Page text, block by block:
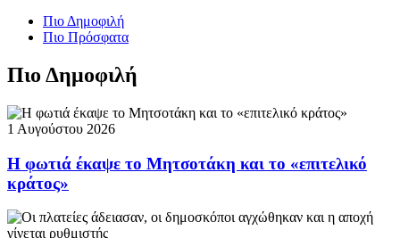
Πιο Δημοφιλή
Πιο Πρόσφατα
Πιο Δημοφιλή
1 Αυγούστου 2026
Η φωτιά έκαψε το Μητσοτάκη και το «επιτελικό
κράτος»